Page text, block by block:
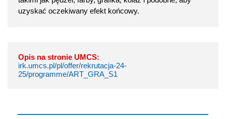
uzyskać oczekiwany efekt końcowy.
Opis na stronie UMCS:
irk.umcs.pl/pl/offer/rekrutacja-24-
25/programme/ART_GRA_S1